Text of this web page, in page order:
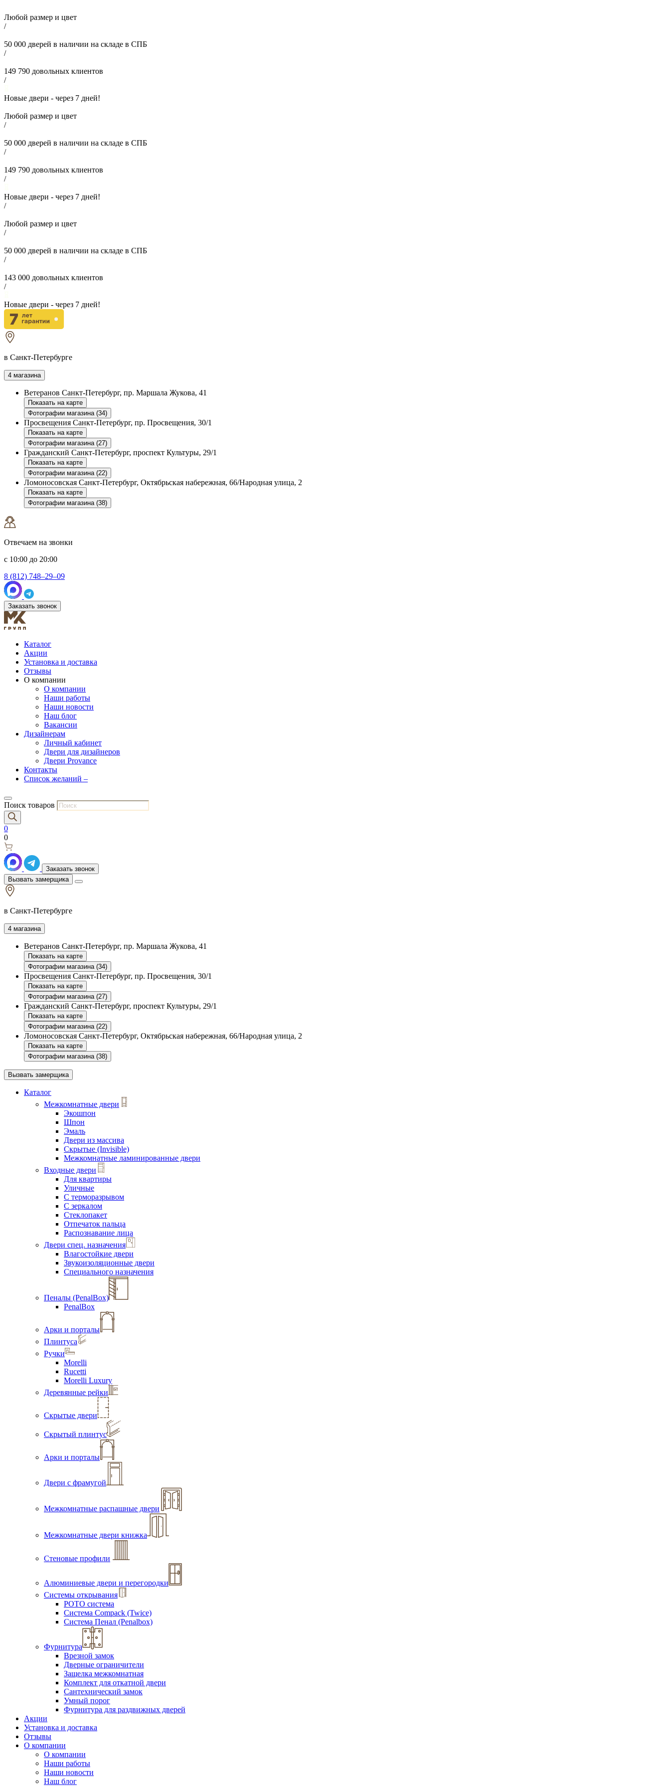
Любой размер и цвет
/
50 000 дверей в наличии на складе в СПБ
/
149 790 довольных клиентов
/
Новые двери - через 7 дней!
Любой размер и цвет
/
50 000 дверей в наличии на складе в СПБ
/
149 790 довольных клиентов
/
Новые двери - через 7 дней!
/
Любой размер и цвет
/
50 000 дверей в наличии на складе в СПБ
/
143 000 довольных клиентов
/
Новые двери - через 7 дней!
в Санкт-Петербурге
4 магазина
Ветеранов Санкт-Петербург, пр. Маршала Жукова, 41
Показать на карте
Фотографии магазина (34)
Просвещения Санкт-Петербург, пр. Просвещения, 30/1
Показать на карте
Фотографии магазина (27)
Гражданский Санкт-Петербург, проспект Культуры, 29/1
Показать на карте
Фотографии магазина (22)
Ломоносовская Санкт-Петербург, Октябрьская набережная, 66/Народная улица, 2
Показать на карте
Фотографии магазина (38)
Отвечаем на звонки
с 10:00 до 20:00
8 (812) 748–29–09
Заказать звонок
Каталог
Акции
Установка и доставка
Отзывы
О компании
О компании
Наши работы
Наши новости
Наш блог
Вакансии
Дизайнерам
Личный кабинет
Двери для дизайнеров
Двери Provance
Контакты
Список желаний –
Поиск товаров
0
0
Заказать звонок
Вызвать замерщика
в Санкт-Петербурге
4 магазина
Ветеранов Санкт-Петербург, пр. Маршала Жукова, 41
Показать на карте
Фотографии магазина (34)
Просвещения Санкт-Петербург, пр. Просвещения, 30/1
Показать на карте
Фотографии магазина (27)
Гражданский Санкт-Петербург, проспект Культуры, 29/1
Показать на карте
Фотографии магазина (22)
Ломоносовская Санкт-Петербург, Октябрьская набережная, 66/Народная улица, 2
Показать на карте
Фотографии магазина (38)
Вызвать замерщика
Каталог
Межкомнатные двери
Экошпон
Шпон
Эмаль
Двери из массива
Скрытые (Invisible)
Межкомнатные ламинированные двери
Входные двери
Для квартиры
Уличные
С терморазрывом
С зеркалом
Стеклопакет
Отпечаток пальца
Распознавание лица
Двери спец. назначения
Влагостойкие двери
Звукоизоляционные двери
Специального назначения
Пеналы (PenalBox)
PenalBox
Арки и порталы
Плинтуса
Ручки
Morelli
Rucetti
Morelli Luxury
Деревянные рейки
Скрытые двери
Скрытый плинтус
Арки и порталы
Двери с фрамугой
Межкомнатные распашные двери
Межкомнатные двери книжка
Стеновые профили
Алюминиевые двери и перегородки
Системы открывания
РОТО система
Система Compack (Twice)
Система Пенал (Penalbox)
Фурнитура
Врезной замок
Дверные ограничители
Защелка межкомнатная
Комплект для откатной двери
Сантехнический замок
Умный порог
Фурнитура для раздвижных дверей
Акции
Установка и доставка
Отзывы
О компании
О компании
Наши работы
Наши новости
Наш блог